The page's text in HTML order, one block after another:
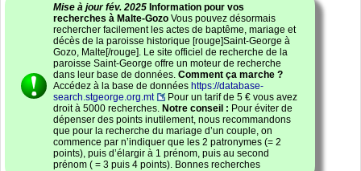
Mise à jour fév. 2025 Information pour vos
recherches à Malte-Gozo Vous pouvez désormais
rechercher facilement les actes de baptême, mariage et
décès de la paroisse historique [rouge]Saint-George à
Gozo, Malte[/rouge]. Le site officiel de recherche de la
paroisse Saint-George offre un moteur de recherche
dans leur base de données. Comment ça marche ?
Accédez à la base de données https://database-
search.stgeorge.org.mt
Pour un tarif de 5 € vous avez
droit à 5000 recherches. Notre conseil : Pour éviter de
dépenser des points inutilement, nous recommandons
que pour la recherche du mariage d’un couple, on
commence par n’indiquer que les 2 patronymes (= 2
points), puis d’élargir à 1 prénom, puis au second
prénom ( = 3 puis 4 points). Bonnes recherches